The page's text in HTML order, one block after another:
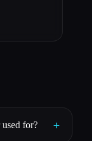
for? +